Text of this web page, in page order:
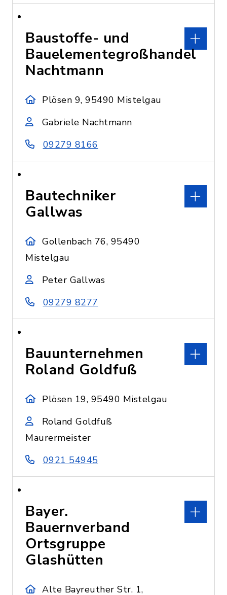
Baustoffe- und
Bauelementegroßhandel
Nachtmann
Plösen 9, 95490 Mistelgau
Gabriele Nachtmann
09279 8166
Bautechniker
Gallwas
Gollenbach 76, 95490
Mistelgau
Peter Gallwas
09279 8277
Bauunternehmen
Roland Goldfuß
Plösen 19, 95490 Mistelgau
Roland Goldfuß
Maurermeister
0921 54945
Bayer.
Bauernverband
Ortsgruppe
Glashütten
Alte Bayreuther Str. 1,